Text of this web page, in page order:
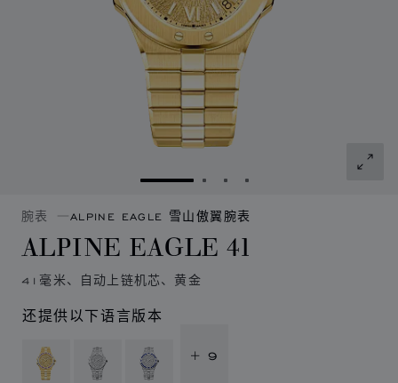
转到幻灯片 1转到幻灯片 2
转到幻灯片 3
转到幻灯片 4
腕表 ALPINE EAGLE 雪山傲翼腕表
ALPINE EAGLE 41
41毫米、自动上链机芯、黄金
还提供以下语言版本
+ 9